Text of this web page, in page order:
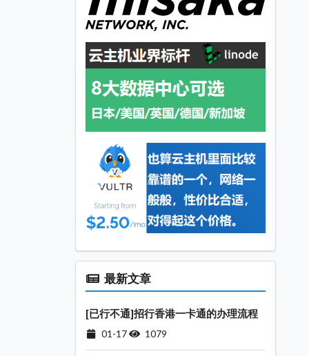
最新文章
[已行不通]招行香港一卡通的办理流程
01-17 1079